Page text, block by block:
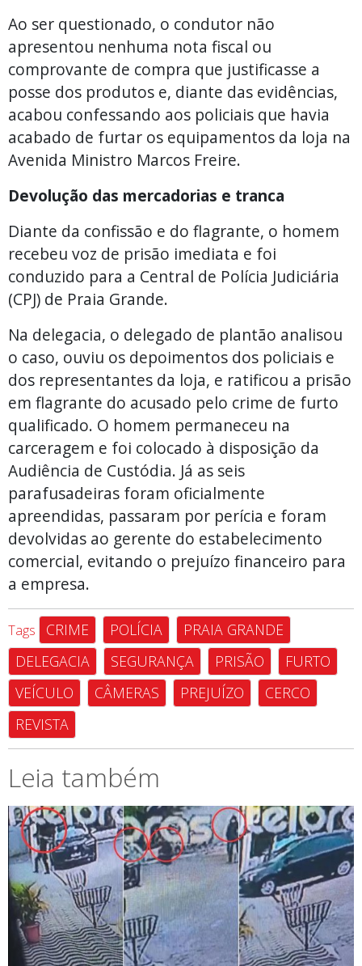
Ao ser questionado, o condutor não
apresentou nenhuma nota fiscal ou
comprovante de compra que justificasse a
posse dos produtos e, diante das evidências,
acabou confessando aos policiais que havia
acabado de furtar os equipamentos da loja na
Avenida Ministro Marcos Freire.
Devolução das mercadorias e tranca
Diante da confissão e do flagrante, o homem
recebeu voz de prisão imediata e foi
conduzido para a Central de Polícia Judiciária
(CPJ) de Praia Grande.
Na delegacia, o delegado de plantão analisou
o caso, ouviu os depoimentos dos policiais e
dos representantes da loja, e ratificou a prisão
em flagrante do acusado pelo crime de furto
qualificado. O homem permaneceu na
carceragem e foi colocado à disposição da
Audiência de Custódia. Já as seis
parafusadeiras foram oficialmente
apreendidas, passaram por perícia e foram
devolvidas ao gerente do estabelecimento
comercial, evitando o prejuízo financeiro para
a empresa.
Tags CRIME POLÍCIA
PRAIA GRANDE
DELEGACIA
SEGURANÇA PRISÃO
FURTO
VEÍCULO
CÂMERAS PREJUÍZO
CERCO
REVISTA
Leia também